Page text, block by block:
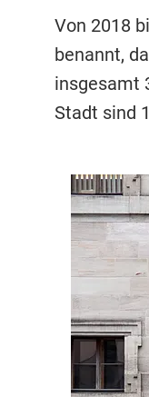
Von 2018
benannt,
insgesamt
Stadt sind